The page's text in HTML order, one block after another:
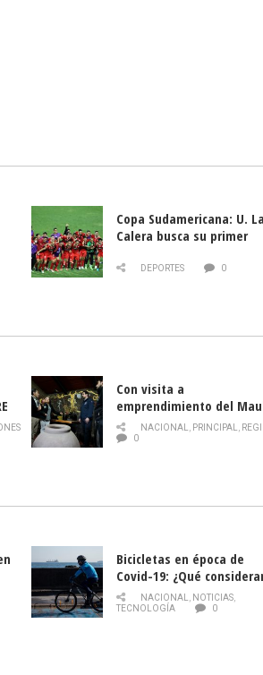
Copa Sudamericana: U. La
Calera busca su primer
DEPORTES 0
Con visita a
emprendimiento del
y llamado al rescate de
historia campesina
NACIONAL, PRINCIPAL,
0
Bicicletas en época de
Covid-19: ¿Qué
momento de conducirlas?
NACIONAL, NOTICIAS,
TECNOLOGÍA
0